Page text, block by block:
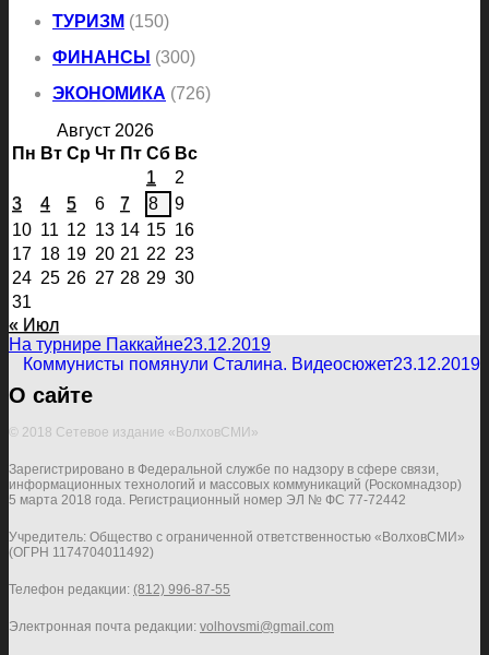
ТУРИЗМ (150)
ФИНАНСЫ (300)
ЭКОНОМИКА (726)
Август 2026
Пн Вт Ср Чт Пт Сб Вс
1
2
3
4 5 6 7 8
9
10 11 12 13 14 15 16
17 18 19 20 21 22 23
24 25 26 27 28 29 30
31
« Июл
На турнире Паккайне23.12.2019
Коммунисты помянули Сталина. Видеосюжет23.12.2019
О сайте
© 2018 Сетевое издание «ВолховСМИ»
Зарегистрировано в Федеральной службе по надзору в сфере связи,
информационных технологий и массовых коммуникаций (Роскомнадзор)
5 марта 2018 года. Регистрационный номер ЭЛ № ФС 77-72442
Учредитель: Общество с ограниченной ответственностью «ВолховСМИ»
(ОГРН 1174704011492)
Телефон редакции: (812) 996-87-55
Электронная почта редакции: volhovsmi@gmail.com